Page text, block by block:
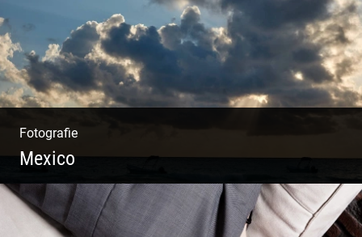
Fotografie
Mexico
Travelling Mexico | Tulum Sunsets | Yellow
Izamal | Isla Holbox